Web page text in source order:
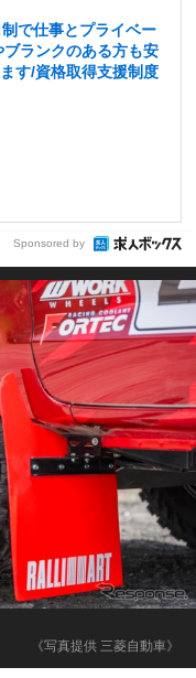
で仕事とプライベー
ブランクのある方も安
す/資格取得支援制度
Sponsored by
《写真提供 三菱自動車》